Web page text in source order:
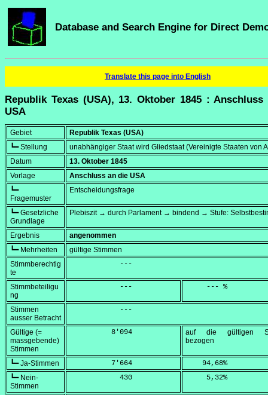
Database and Search Engine for Direct
Translate this page into English
Republik Texas (USA), 13. Oktober 1845 : Anschluss
USA
Gebiet
Republik Texas (USA)
┗━ Stellung
unabhängiger Staat wird Gliedstaat (Vereinigte Staaten von
Datum
13. Oktober 1845
Vorlage
Anschluss an die USA
┗━
Fragemuster
Entscheidungsfrage
┗━ Gesetzliche
Grundlage
Plebiszit → durch Parlament → bindend → Stufe:
Ergebnis
angenommen
┗━ Mehrheiten
gültige Stimmen
Stimmberechtig
te
            ---
Stimmbeteiligu
ng
            ---
     --- %
Stimmen
ausser Betracht
            ---
Gültige (=
massgebende)
Stimmen
          8'094
auf die gültigen
bezogen
┗━ Ja-Stimmen
          7'664
    94,68
%
┗━ Nein-
Stimmen
            430
     5,32
%